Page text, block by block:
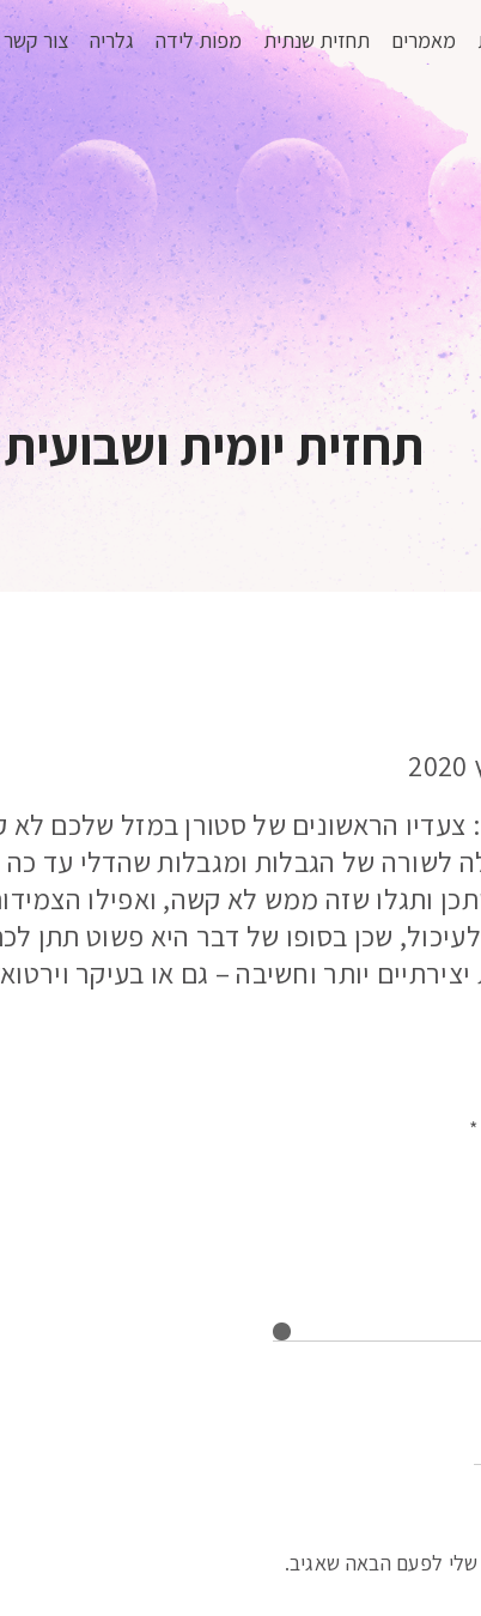
מאמרים תחזית שנתית מפות לידה גלריה צור קשר
תחזית יומית ושבועית
צעדיו הראשונים של סטורן במזל שלכם
לשורה של הגבלות ומגבלות שהדלי עד כה
ותגלו שזה ממש לא קשה, ואפילו
שכן בסופו של דבר היא פשוט תתן
יותר וחשיבה – גם או בעיקר
*
לפעם הבאה שאגיב.